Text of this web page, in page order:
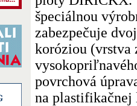
špeciálnou
zabezpečuje
koróziou (vrstva
povrchová
na plastifikačnej